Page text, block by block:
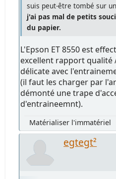
suis peut-être tombé sur
j'ai pas mal de petits
du papier.
L'Epson ET 8550 est
excellent rapport qualité
délicate avec
(il faut les charger par
démonté une trape
d'entraineemnt).
Matérialiser l'immatériel
egtegt²